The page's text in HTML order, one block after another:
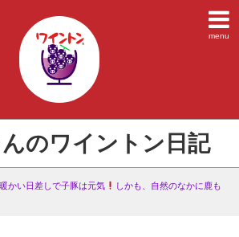
menu
のワイントン日記
暖かい日差しで子豚は元気
しかも、自然のなかに鹿も